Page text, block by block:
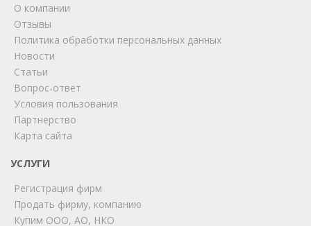
О компании
Отзывы
Политика обработки персональных данных
Новости
Статьи
Вопрос-ответ
Условия пользования
Партнерство
Карта сайта
УСЛУГИ
Регистрация фирм
Продать фирму, компанию
Купим ООО, АО, НКО
Мы на связи!